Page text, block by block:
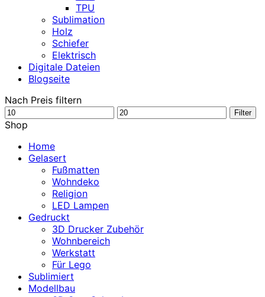
TPU
Sublimation
Holz
Schiefer
Elektrisch
Digitale Dateien
Blogseite
Nach Preis filtern
Min.
Preis
Max.
Filter
Shop
Home
Gelasert
Fußmatten
Wohndeko
Religion
LED Lampen
Gedruckt
3D Drucker Zubehör
Wohnbereich
Werkstatt
Für Lego
Sublimiert
Modellbau